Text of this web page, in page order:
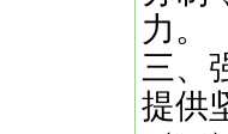
力。
三、
提供